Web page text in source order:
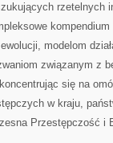
rzetelnych
modelom
związanym z
się na
w kraju,
Przestępczość i